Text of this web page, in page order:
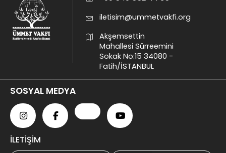
iletisim@ummetvakfi.org
Akşemsettin
Mahallesi Sürreemini
Sokak No:15 34080 -
Fatih/İSTANBUL
SOSYAL MEDYA
İLETİŞİM